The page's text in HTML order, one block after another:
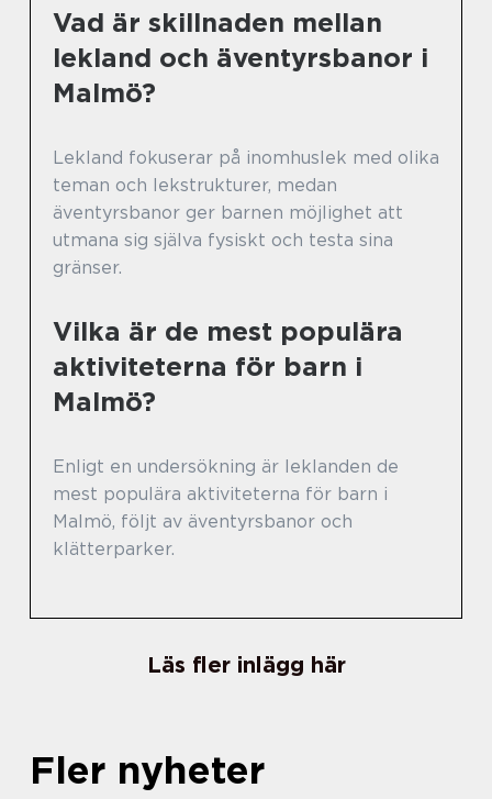
Vad är skillnaden mellan
lekland och äventyrsbanor i
Malmö?
Lekland fokuserar på inomhuslek med olika
teman och lekstrukturer, medan
äventyrsbanor ger barnen möjlighet att
utmana sig själva fysiskt och testa sina
gränser.
Vilka är de mest populära
aktiviteterna för barn i
Malmö?
Enligt en undersökning är leklanden de
mest populära aktiviteterna för barn i
Malmö, följt av äventyrsbanor och
klätterparker.
Läs fler inlägg här
Fler nyheter